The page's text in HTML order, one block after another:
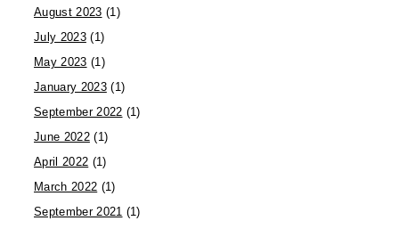
August 2023 (1)
July 2023(1)
May 2023 (1)
January 2023(1)
September 2022 (1)
June 2022(1)
April 2022 (1)
March 2022 (1)
September 2021 (1)